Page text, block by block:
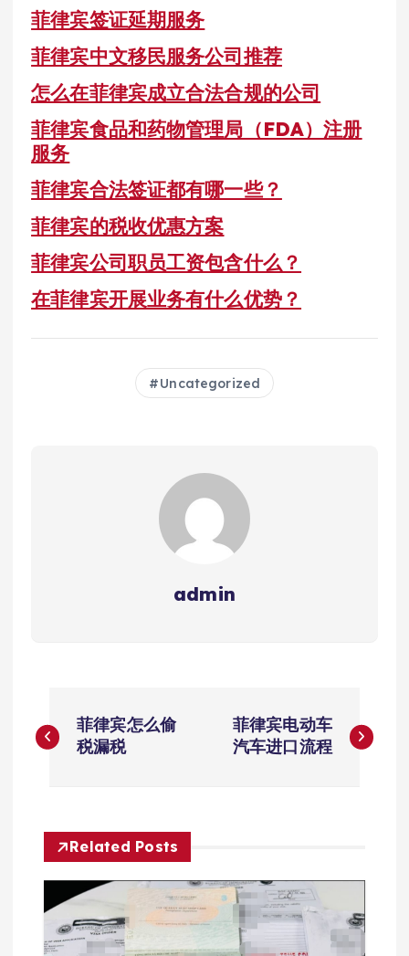
菲律宾签证延期服务
菲律宾中文移民服务公司推荐
怎么在菲律宾成立合法合规的公司
菲律宾食品和药物管理局（FDA）注册
服务
菲律宾合法签证都有哪一些？
菲律宾的税收优惠方案
菲律宾公司职员工资包含什么？
在菲律宾开展业务有什么优势？
Uncategorized
admin
章
航
菲律宾怎么偷
税漏税
菲律宾电动车
汽车进口流程
Related Posts